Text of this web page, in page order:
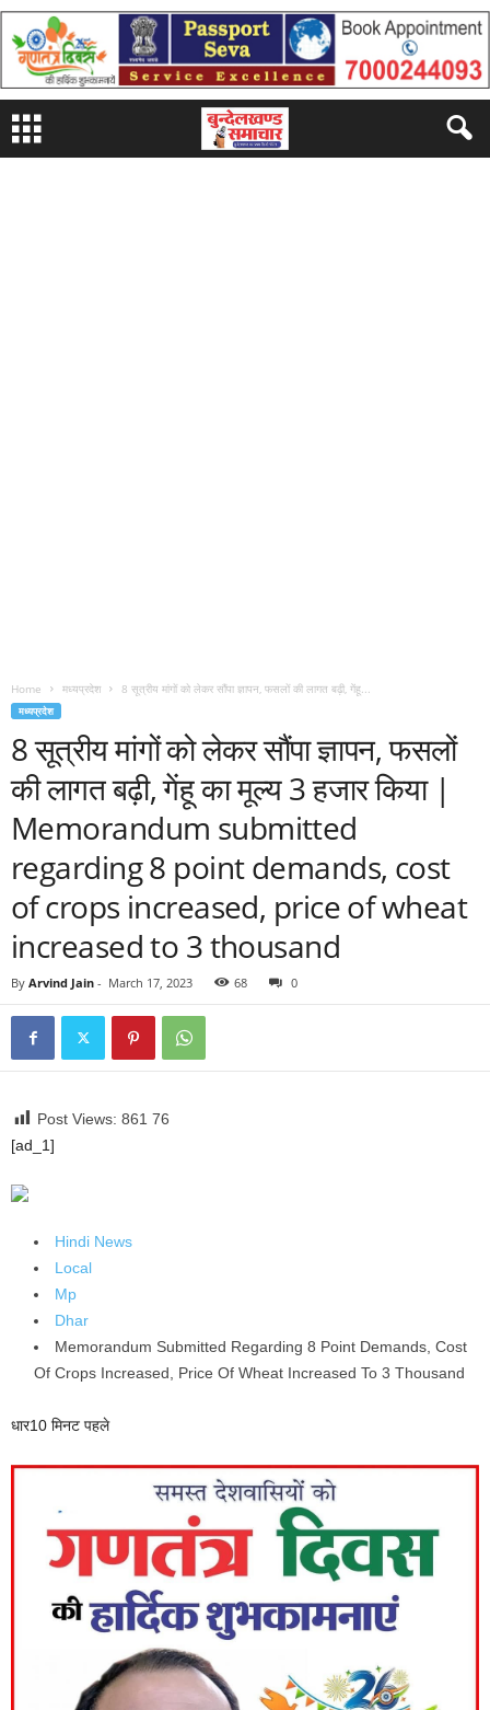
Home मध्यप्रदेश 8 सूत्रीय मांगों को लेकर सौंपा ज्ञापन, फसलों की लागत बढ़ी, गेंहू...
मध्यप्रदेश
8 सूत्रीय मांगों को लेकर सौंपा ज्ञापन, फसलों
की लागत बढ़ी, गेंहू का मूल्य 3 हजार किया |
Memorandum submitted
regarding 8 point demands, cost
of crops increased, price of wheat
increased to 3 thousand
By Arvind Jain - March 17, 2023 68 0
Post Views: 861 76
[ad_1]
Hindi News
Local
Mp
Dhar
Memorandum Submitted Regarding 8 Point Demands, Cost
Of Crops Increased, Price Of Wheat Increased To 3 Thousand
धार10 मिनट पहले